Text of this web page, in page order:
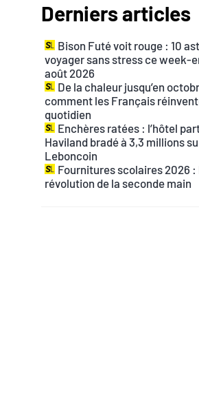
Derniers articles
Bison Futé voit rouge : 10
voyager sans stress ce week-
août 2026
De la chaleur jusqu’en
comment les Français
quotidien
Enchères ratées : l’hôtel
Haviland bradé à 3,3 millions
Leboncoin
Fournitures scolaires 2026 :
révolution de la seconde main